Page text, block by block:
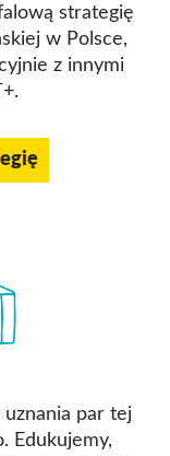
strategię
w Polsce,
z innymi
par tej
Edukujemy,